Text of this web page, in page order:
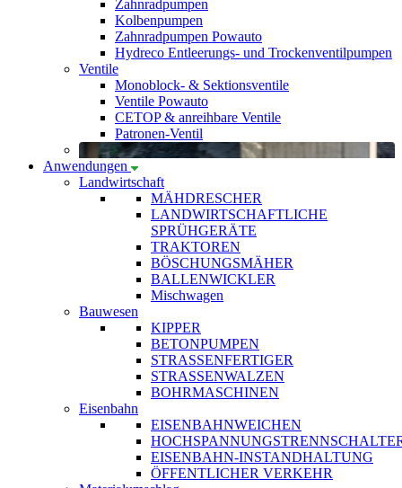
Zahnradpumpen
Kolbenpumpen
Zahnradpumpen Powauto
Hydreco Entleerungs- und Trockenventilpumpen
Ventile
Monoblock- & Sektionsventile
Ventile Powauto
CETOP & anreihbare Ventile
Patronen-Ventil
Anwendungen
Landwirtschaft
MÄHDRESCHER
LANDWIRTSCHAFTLICHE
SPRÜHGERÄTE
TRAKTOREN
BÖSCHUNGSMÄHER
BALLENWICKLER
Mischwagen
Bauwesen
KIPPER
BETONPUMPEN
STRASSENFERTIGER
STRASSENWALZEN
BOHRMASCHINEN
Eisenbahn
EISENBAHNWEICHEN
EISENBAHN-INSTANDHALTUNG
ÖFFENTLICHER VERKEHR